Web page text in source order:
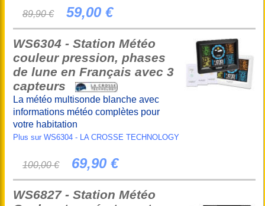
89,90 € 59,00 €
WS6304 - Station Météo
couleur pression, phases
de lune en Français avec 3
capteurs
La météo multisonde blanche avec
informations météo complètes pour
votre habitation
Plus sur WS6304 - LA CROSSE TECHNOLOGY
100,00 € 69,90 €
WS6827 - Station Météo